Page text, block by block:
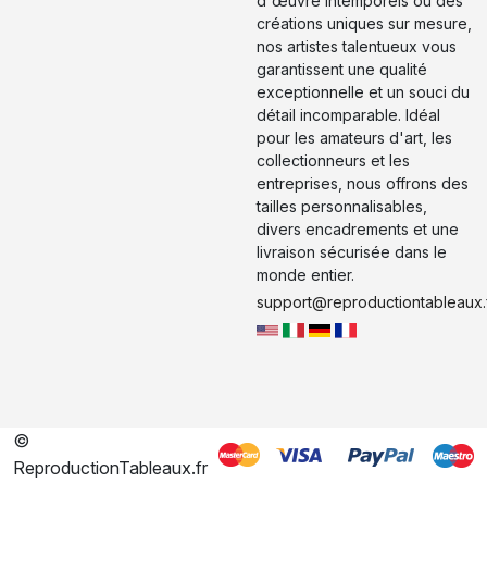
créations uniques sur mesure,
nos artistes talentueux vous
garantissent une qualité
exceptionnelle et un souci du
détail incomparable. Idéal
pour les amateurs d'art, les
collectionneurs et les
entreprises, nous offrons des
tailles personnalisables,
divers encadrements et une
livraison sécurisée dans le
monde entier.
©
ReproductionTableaux.fr